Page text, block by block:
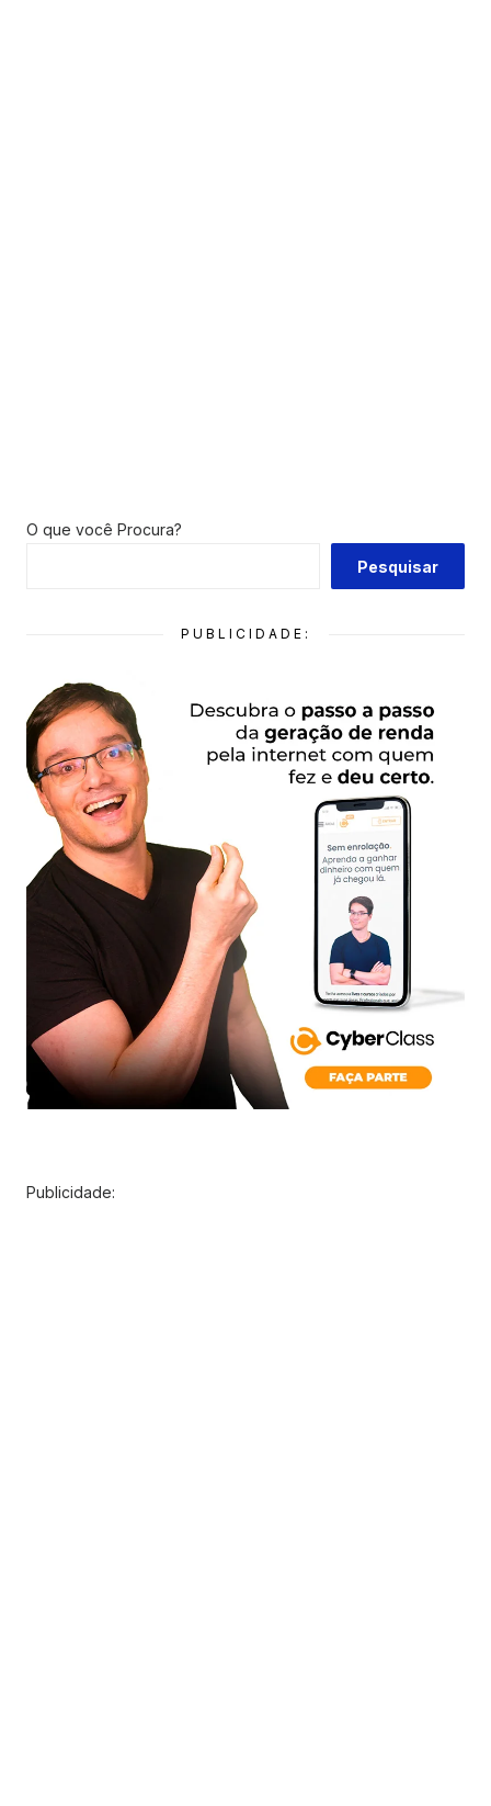
O que você Procura?
Pesquisar
PUBLICIDADE:
Publicidade: